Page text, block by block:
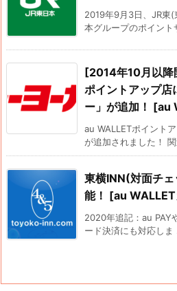
2019年9月3日、JR東(
本グループのポイント
[2014年10月以
ポイントアップ店
ー」が追加！ [au
au WALLETポイント
が追加されました！
東横INN(対面チ
能！ [au
2020年追記：au PAY
ード決済にも対応しま